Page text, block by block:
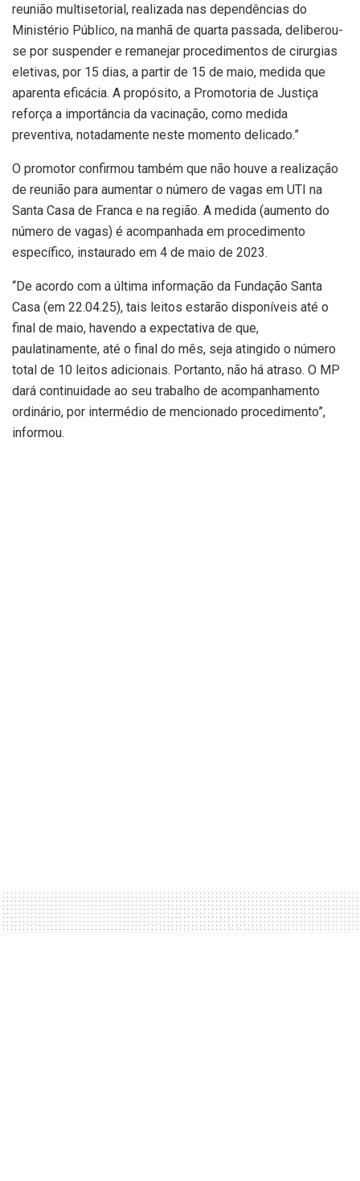
reunião multisetorial, realizada nas dependências do
Ministério Público, na manhã de quarta passada, deliberou-
se por suspender e remanejar procedimentos de cirurgias
eletivas, por 15 dias, a partir de 15 de maio, medida que
aparenta eficácia. A propósito, a Promotoria de Justiça
reforça a importância da vacinação, como medida
preventiva, notadamente neste momento delicado.”
O promotor confirmou também que não houve a realização
de reunião para aumentar o número de vagas em UTI na
Santa Casa de Franca e na região. A medida (aumento do
número de vagas) é acompanhada em procedimento
específico, instaurado em 4 de maio de 2023.
“De acordo com a última informação da Fundação Santa
Casa (em 22.04.25), tais leitos estarão disponíveis até o
final de maio, havendo a expectativa de que,
paulatinamente, até o final do mês, seja atingido o número
total de 10 leitos adicionais. Portanto, não há atraso. O MP
dará continuidade ao seu trabalho de acompanhamento
ordinário, por intermédio de mencionado procedimento”,
informou.